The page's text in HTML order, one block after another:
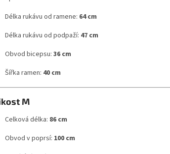
Délka rukávu od ramene: 64 cm
Délka rukávu od podpaží: 47 cm
Obvod bicepsu: 36 cm
Šířka ramen: 40 cm
M
Celková délka: 86 cm
Obvod v poprsí: 100 cm